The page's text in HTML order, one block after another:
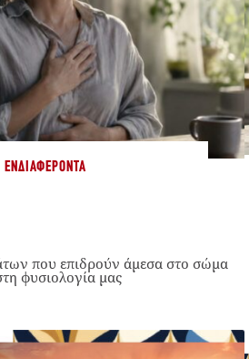
ΕΝΔΙΑΦΈΡΟΝΤΑ
που επιδρούν άμεσα στο σώμα
φυσιολογία μας